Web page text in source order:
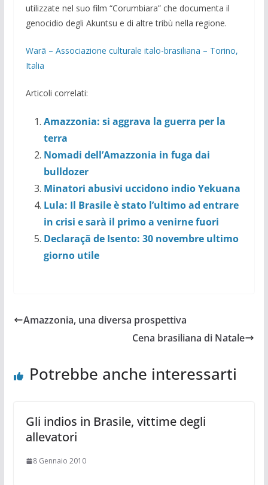
utilizzate nel suo film “Corumbiara” che documenta il
genocidio degli Akuntsu e di altre tribù nella regione.
Warã – Associazione culturale italo-brasiliana – Torino,
Italia
Articoli correlati:
Amazzonia: si aggrava la guerra per la
terra
Nomadi dell’Amazzonia in fuga dai
bulldozer
Minatori abusivi uccidono indio Yekuana
Lula: Il Brasile è stato l’ultimo ad entrare
in crisi e sarà il primo a venirne fuori
Declaraçã de Isento: 30 novembre ultimo
giorno utile
Amazzonia, una diversa prospettiva
Cena brasiliana di Natale
Potrebbe anche interessarti
Gli indios in Brasile, vittime degli
allevatori
8 Gennaio 2010